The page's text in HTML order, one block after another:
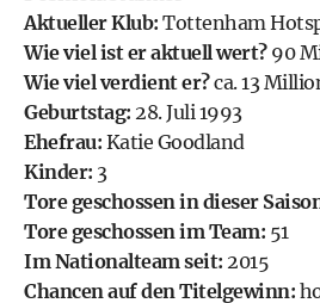
Aktueller Klub: Tottenham
Wie viel ist er aktuell wert?90
Wie viel verdient er?ca. 13
Geburtstag: 28. Juli 1993
Ehefrau: Katie Goodland
Kinder: 3
Tore geschossen in dieser
Tore geschossen im Team: 51
Im Nationalteam seit: 2015
Chancen auf den Titelgewinn: